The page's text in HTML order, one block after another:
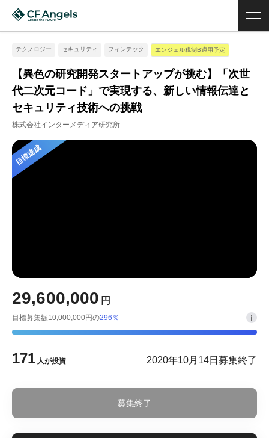
テクノロジー セキュリティ フィンテック エンジェル税制B適用予定
【異色の研究開発スタートアップが挑む】「次世
代二次元コード」で実現する、新しい情報伝達と
セキュリティ技術への挑戦
株式会社インターメディア研究所
目標達成
29,600,000 円
目標募集額10,000,000円の296％
171 人が投資 2020年10月14日募集終了
募集終了